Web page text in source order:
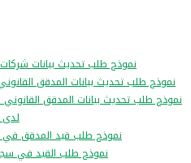
نموذج طلب تحديث بيانات شركات
نموذج طلب تحديث بيانات المدقق القانوني
نموذج طلب تحديث بيانات المدقق
لدى
نموذج طلب قيد المدقق في
نموذج طلب القيد في سجل